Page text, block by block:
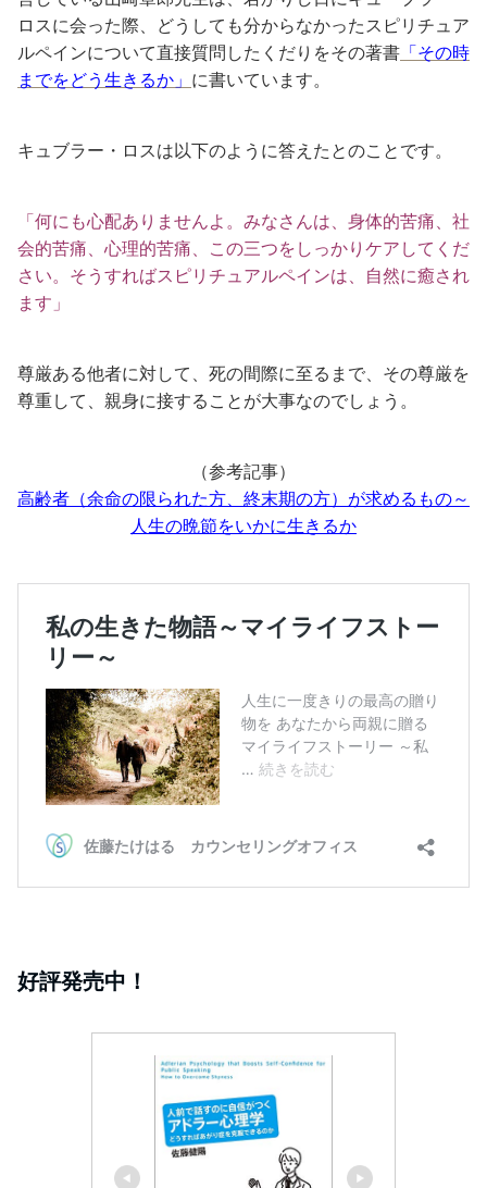
ロスに会った際、どうしても分からなかったスピリチュア
ルペインについて直接質問したくだりをその著書 「その時
までをどう生きるか」 に書いています。
キュブラー・ロスは以下のように答えたとのことです。
「何にも心配ありませんよ。みなさんは、身体的苦痛、社
会的苦痛、心理的苦痛、この三つをしっかりケアしてくだ
さい。そうすればスピリチュアルペインは、自然に癒され
ます」
尊厳ある他者に対して、死の間際に至るまで、その尊厳を
尊重して、親身に接することが大事なのでしょう。
（参考記事）
高齢者（余命の限られた方、終末期の方）が求めるもの～
人生の晩節をいかに生きるか
好評発売中！